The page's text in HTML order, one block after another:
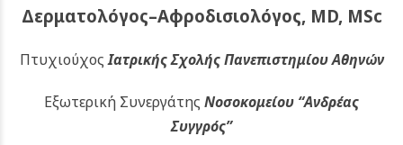
Δερματολόγος–Αφροδισιολόγος, MD, MSc
ΠτυχιούχοςΙατρικής Σχολής Πανεπιστημίου Αθηνών
Εξωτερική Συνεργάτης Νοσοκομείου “Ανδρέας
Συγγρός”